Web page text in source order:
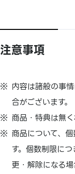
注意事項
内容は諸般の事
合がございます。
商品・特典は無
商品について、
す。個数制限に
更・解除になる